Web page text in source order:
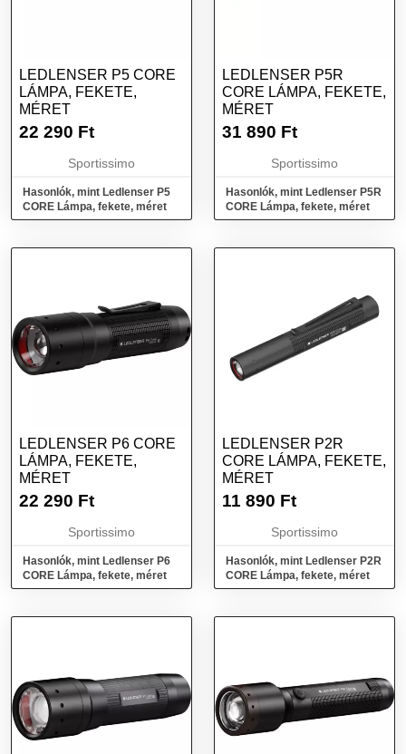
LEDLENSER P5 CORE
LÁMPA, FEKETE,
MÉRET
22 290 Ft
Sportissimo
Hasonlók, mint Ledlenser P5
CORE Lámpa, fekete, méret
LEDLENSER P5R
CORE LÁMPA, FEKETE,
MÉRET
31 890 Ft
Sportissimo
Hasonlók, mint Ledlenser P5R
CORE Lámpa, fekete, méret
LEDLENSER P6 CORE
LÁMPA, FEKETE,
MÉRET
22 290 Ft
Sportissimo
Hasonlók, mint Ledlenser P6
CORE Lámpa, fekete, méret
LEDLENSER P2R
CORE LÁMPA, FEKETE,
MÉRET
11 890 Ft
Sportissimo
Hasonlók, mint Ledlenser P2R
CORE Lámpa, fekete, méret